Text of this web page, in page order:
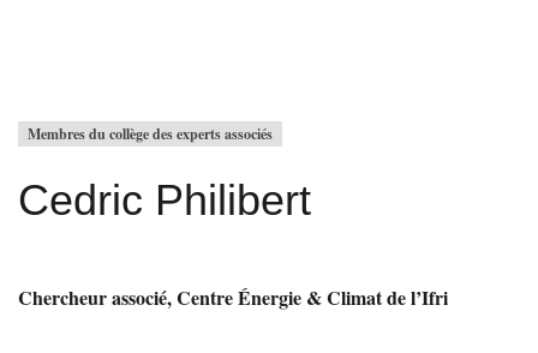
Membres du collège des experts associés
Cedric Philibert
Chercheur associé, Centre Énergie & Climat de l’Ifri